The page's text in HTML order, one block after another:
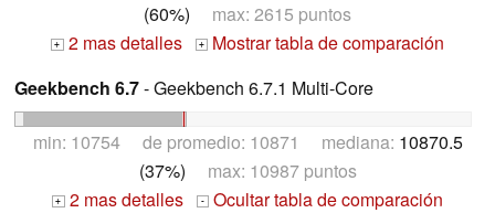
(60%) max: 2615 puntos
+ 2 mas detalles +
Mostrar tabla de comparación
Geekbench 6.7- Geekbench 6.7.1 Multi-Core
min: 10754 de promedio: 10871 mediana: 10870.5
(37%) max: 10987 puntos
+ 2 mas detalles - Ocultar tabla de comparación